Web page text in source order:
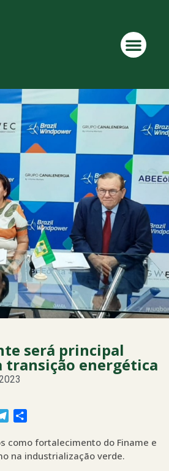
será principal
transição energética
Telegram
como fortalecimento do Finame e
na industrialização verde.